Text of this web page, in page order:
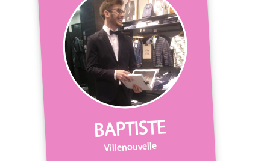
BAPTISTE
Villenouvelle